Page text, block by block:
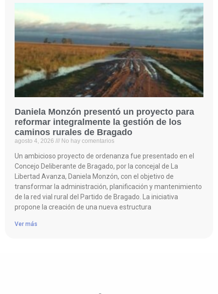
Daniela Monzón presentó un proyecto para
reformar integralmente la gestión de los
caminos rurales de Bragado
agosto 4, 2026 No hay comentarios
Un ambicioso proyecto de ordenanza fue presentado en el
Concejo Deliberante de Bragado, por la concejal de La
Libertad Avanza, Daniela Monzón, con el objetivo de
transformar la administración, planificación y mantenimiento
de la red vial rural del Partido de Bragado. La iniciativa
propone la creación de una nueva estructura
Ver más